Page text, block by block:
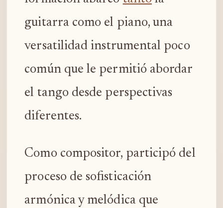
guitarra como el piano, una
versatilidad instrumental poco
común que le permitió abordar
el tango desde perspectivas
diferentes.
Como compositor, participó del
proceso de sofisticación
armónica y melódica que